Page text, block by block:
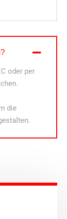
oder per
die